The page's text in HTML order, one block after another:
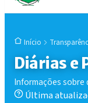
Início
Diárias e
Informações sobre
Última